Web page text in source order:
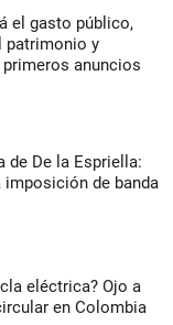
el gasto público,
patrimonio y
anuncios
de De la Espriella:
de banda
eléctrica? Ojo a
en Colombia